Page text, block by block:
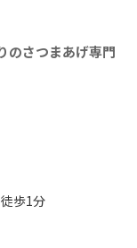
さつまあげ専門
歩1分